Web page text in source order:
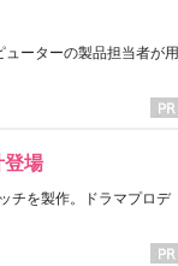
ーターの製品担当者が用
登場
チを製作。ドラマプロデ